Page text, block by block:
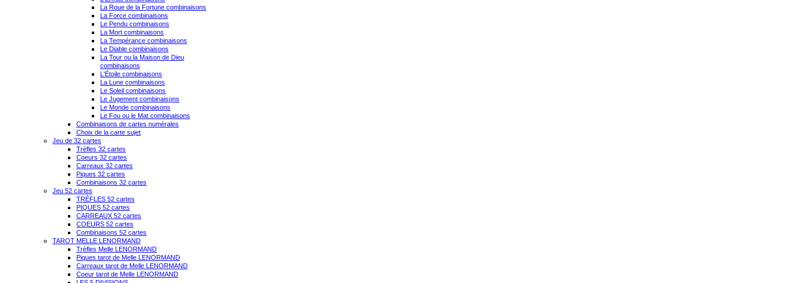
La Roue de la Fortune combinaisons
La Force combinaisons
Le Pendu combinaisons
La Mort combinaisons
La Tempérance combinaisons
Le Diable combinaisons
La Tour ou la Maison de Dieu
combinaisons
L'Étoile combinaisons
La Lune combinaisons
Le Soleil combinaisons
Le Jugement combinaisons
Le Monde combinaisons
Le Fou ou le Mat combinaisons
Combinaisons de cartes numérales
Choix de la carte sujet
Jeu de 32 cartes
Trèfles 32 cartes
Coeurs 32 cartes
Carreaux 32 cartes
Piques 32 cartes
Combinaisons 32 cartes
Jeu 52 cartes
TRÈFLES 52 cartes
PIQUES 52 cartes
CARREAUX 52 cartes
COEURS 52 cartes
Combinaisons 52 cartes
TAROT MELLE LENORMAND
Trèfles Melle LENORMAND
Piques tarot de Melle LENORMAND
Carreaux tarot de Melle LENORMAND
Coeur tarot de Melle LENORMAND